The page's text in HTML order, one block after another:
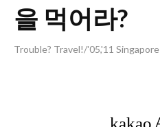
을 먹어라?
Trouble? Travel!/'05,'11 Singapore